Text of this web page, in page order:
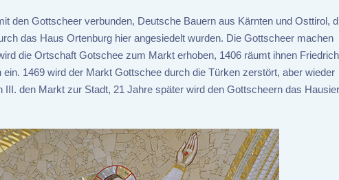
den Gottscheer verbunden, Deutsche Bauern aus Kärnten und Osttirol,
das Haus Ortenburg hier angesiedelt wurden. Die Gottscheer machen
die Ortschaft Gotschee zum Markt erhoben, 1406 räumt ihnen
1469 wird der Markt Gottschee durch die Türken zerstört, aber wieder
den Markt zur Stadt, 21 Jahre später wird den Gottscheern das